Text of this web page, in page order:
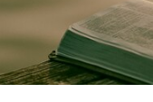
Themen